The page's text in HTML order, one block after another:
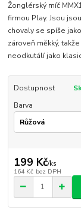
Žonglérský míč
firmou Play. Jsou
chovaly se spíše
zároveň měkký,
neodkutálí jako
Dostupnost
Barva
199 Kč/ks
164 Kč bez DPH